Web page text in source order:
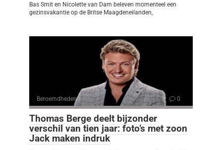
Bas Smit en Nicolette van Dam beleven momenteel een
gezinsvakantie op de Britse Maagdeneilanden,
Beroemdheden 0
Thomas Berge deelt bijzonder
verschil van tien jaar: foto’s met zoon
Jack maken indruk